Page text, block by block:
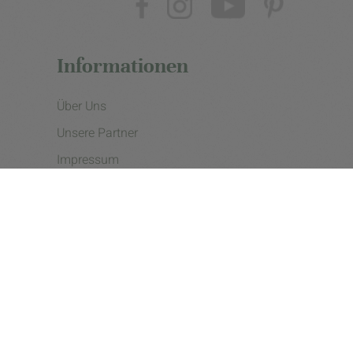
Informationen
Über Uns
Unsere Partner
Impressum